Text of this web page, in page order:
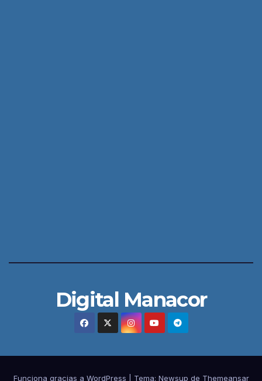
Digital Manacor
Funciona gracias a WordPress Tema: Newsup de Themeansar